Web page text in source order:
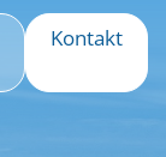
Kontakt